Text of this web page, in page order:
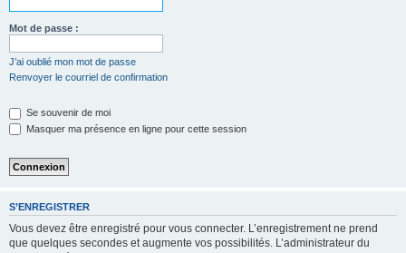
Mot de passe :
J’ai oublié mon mot de passe
Renvoyer le courriel de confirmation
Se souvenir de moi
Masquer ma présence en ligne pour cette session
S’ENREGISTRER
Vous devez être enregistré pour vous connecter. L’enregistrement ne prend
que quelques secondes et augmente vos possibilités. L’administrateur du